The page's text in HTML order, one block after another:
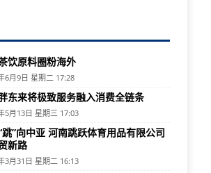
饮原料圈粉海外
6月9日 星期二 17:28
东来将极致服务融入消费全链条
5月13日 星期三 17:03
跳”向中亚 河南跳跃体育用品有限公司
新路
3月31日 星期二 16:13